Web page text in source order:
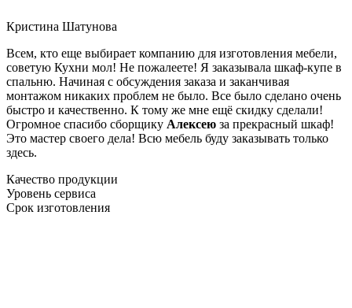
Кристина Шатунова
Всем, кто еще выбирает компанию для изготовления мебели,
советую Кухни мол! Не пожалеете! Я заказывала шкаф-купе в
спальню. Начиная с обсуждения заказа и заканчивая
монтажом никаких проблем не было. Все было сделано очень
быстро и качественно. К тому же мне ещё скидку сделали!
Огромное спасибо сборщику Алексею за прекрасный шкаф!
Это мастер своего дела! Всю мебель буду заказывать только
здесь.
Качество продукции
Уровень сервиса
Срок изготовления